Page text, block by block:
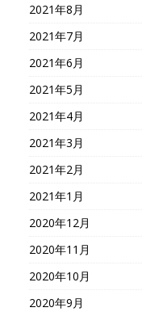
2021年8月
2021年7月
2021年6月
2021年5月
2021年4月
2021年3月
2021年2月
2021年1月
2020年12月
2020年11月
2020年10月
2020年9月